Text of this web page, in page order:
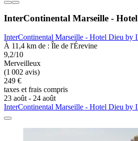
InterContinental Marseille -
InterContinental Marseille - Hotel Dieu by
À 11,4 km de : Île de l'Érevine
9,2/10
Merveilleux
(1 002 avis)
249 €
taxes et frais compris
23 août - 24 août
InterContinental Marseille - Hotel Dieu by